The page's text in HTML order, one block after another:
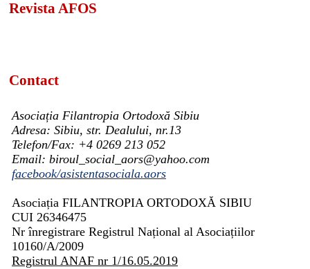
Revista AFOS
Contact
Asociația Filantropia Ortodoxă Sibiu
Adresa: Sibiu, str. Dealului, nr.13
Telefon/Fax: +4 0269 213 052
Email: biroul_social_aors@yahoo.com
facebook/asistentasociala.aors
Asociația FILANTROPIA ORTODOXĂ SIBIU
CUI 26346475
Nr înregistrare Registrul Național al Asociațiilor
10160/A/2009
Registrul ANAF nr 1/16.05.2019